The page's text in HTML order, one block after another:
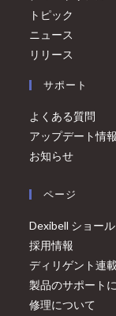
トピック
ニュース
リリース
サポート
よくある質問
アップデート情報
お知らせ
ページ
Dexibell ショー
採用情報
ディリゲント連
製品のサポート
修理について